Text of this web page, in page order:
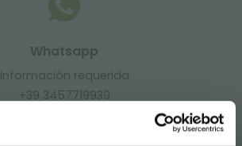
Whatsapp
Información requerida
+39 3457719939